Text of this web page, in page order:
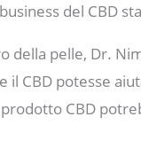
del CBD
della pelle, Dr.
il CBD potesse
CBD